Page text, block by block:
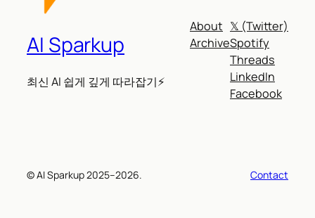
AI Sparkup
최신 AI 쉽게 깊게 따라잡기⚡
About
Archive
𝕏 (Twitter)
Spotify
Threads
LinkedIn
Facebook
© AI Sparkup 2025–2026. Contact